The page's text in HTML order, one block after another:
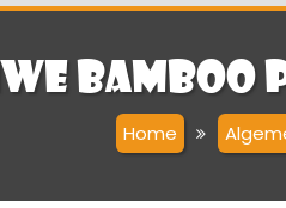
Bamboo
Home